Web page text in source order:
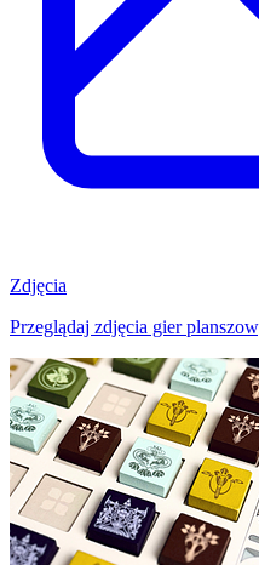
Zdjęcia
Przeglądaj zdjęcia gier